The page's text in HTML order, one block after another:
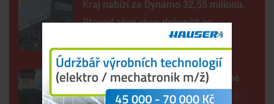
Kraj nabízí za Dynamo 32,55 milionu.
Převod akcií chce dokončit co
Další rána pro Dynamo. Klub zřejmě
zruší béčko, pro dva týmy nemá hráče